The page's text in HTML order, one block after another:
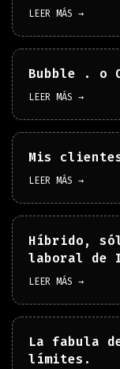
LEER MÁS →
Bubble . o
LEER MÁS →
Mis clientes
LEER MÁS →
Híbrido,
laboral de
LEER MÁS →
La fabula
límites.